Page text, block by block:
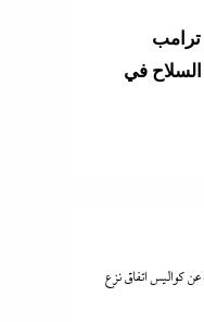
ترامب
في
كواليس اتفاق نزع